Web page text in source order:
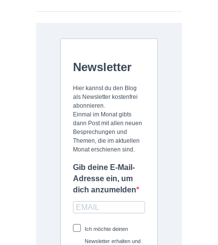
Newsletter
Hier kannst du den Blog
als Newsletter kostenfrei
abonnieren.
Einmal im Monat gibts
dann Post mit allen neuen
Besprechungen und
Themen, die im aktuellen
Monat erschienen sind.
Gib deine E-Mail-
Adresse ein, um
dich anzumelden
Ich möchte deinen
Newsletter erhalten und